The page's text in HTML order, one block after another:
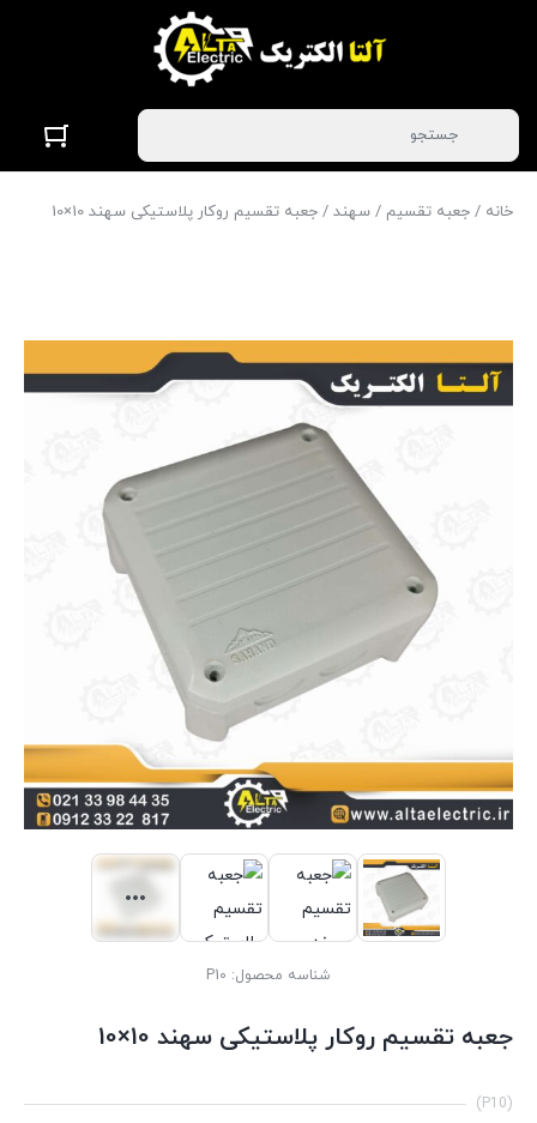
خانه / جعبه تقسیم / سهند / جعبه تقسیم روکار پلاستیکی سهند 10×10
شناسه محصول: P10
جعبه تقسیم روکار پلاستیکی سهند 10×10
(P10)